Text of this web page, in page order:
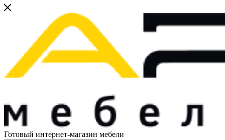
Готовый интернет-магазин мебели